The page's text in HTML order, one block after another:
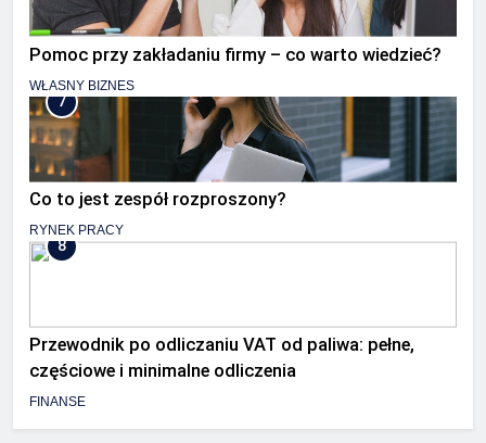
Pomoc przy zakładaniu firmy – co warto wiedzieć?
WŁASNY BIZNES
7
Co to jest zespół rozproszony?
RYNEK PRACY
8
Przewodnik po odliczaniu VAT od paliwa: pełne,
częściowe i minimalne odliczenia
FINANSE